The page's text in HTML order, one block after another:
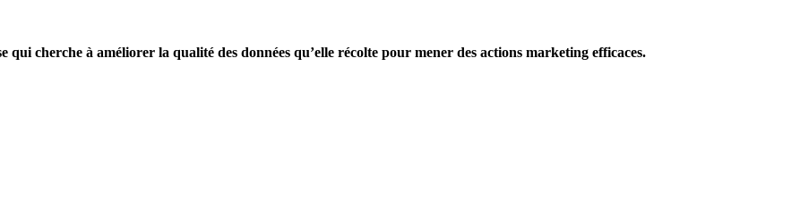
cherche à améliorer la qualité des données qu’elle récolte pour mener des actions marketing efficaces.